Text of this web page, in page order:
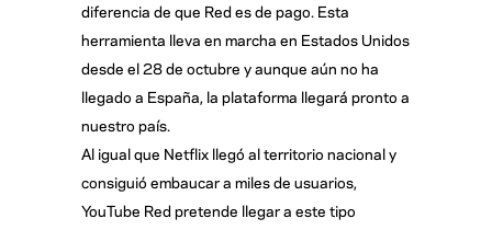
diferencia de que Red es de pago. Esta
herramienta lleva en marcha en Estados Unidos
desde el 28 de octubre y aunque aún no ha
llegado a España, la plataforma llegará pronto a
nuestro país.
Al igual que Netflix llegó al territorio nacional y
consiguió embaucar a miles de usuarios,
YouTube Red pretende llegar a este tipo